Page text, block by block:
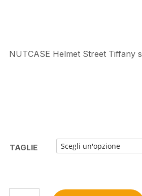
NUTCASE Helmet Street Tiffany s
TAGLIE